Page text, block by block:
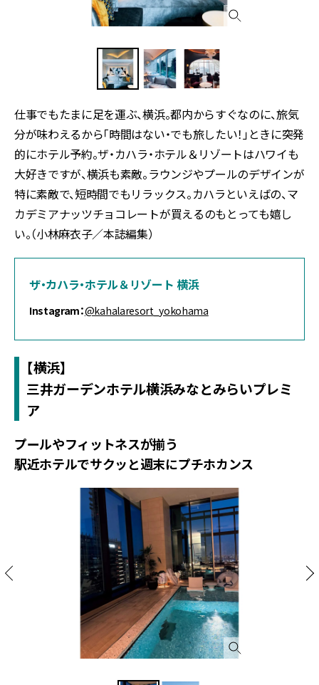
仕事でもたまに足を運ぶ、横浜。都内からすぐなのに、旅気
分が味わえるから「時間はない・でも旅したい！」ときに突発
的にホテル予約。ザ・カハラ・ホテル＆リゾートはハワイも
大好きですが、横浜も素敵。ラウンジやプールのデザインが
特に素敵で、短時間でもリラックス。カハラといえばの、マ
カデミアナッツチョコレートが買えるのもとっても嬉し
い。（小林麻衣子／本誌編集）
ザ・カハラ・ホテル＆リゾート 横浜
Instagram：@kahalaresort_yokohama
【横浜】
三井ガーデンホテル横浜みなとみらいプレミ
ア
プールやフィットネスが揃う
駅近ホテルでサクッと週末にプチホカンス